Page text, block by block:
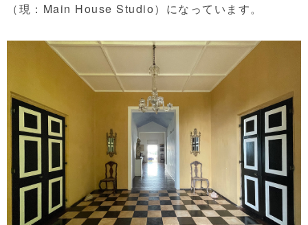
（現：Main House Studio）になっています。